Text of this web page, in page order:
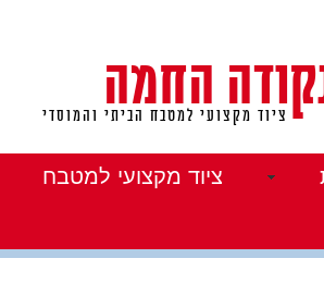
ציוד מקצועי למטבח
החמה
ציוד מקצועי למטבח הביתי והמוסדי